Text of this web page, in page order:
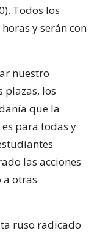
Todos los
y serán con
nuestro
plazas, los
que la
para todas y
las acciones
otras
ruso radicado